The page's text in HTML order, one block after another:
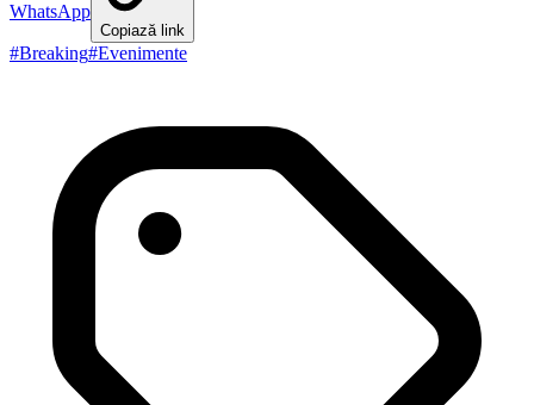
WhatsApp
Copiază link
#Breaking#Evenimente